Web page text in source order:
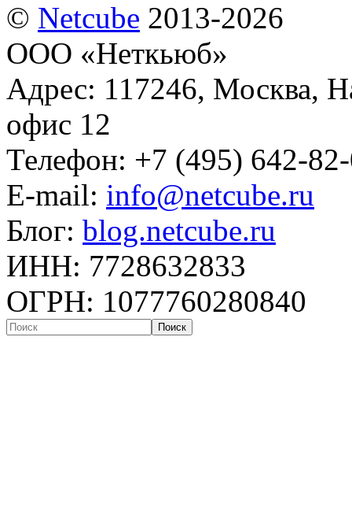
© Netсube 2013-2026
ООО «Неткьюб»
Адрес: 117246, Москва,
офис 12
Телефон: +7 (495) 642-
E-mail: info@netcube.ru
Блог: blog.netcube.ru
ИНН: 7728632833
ОГРН: 1077760280840